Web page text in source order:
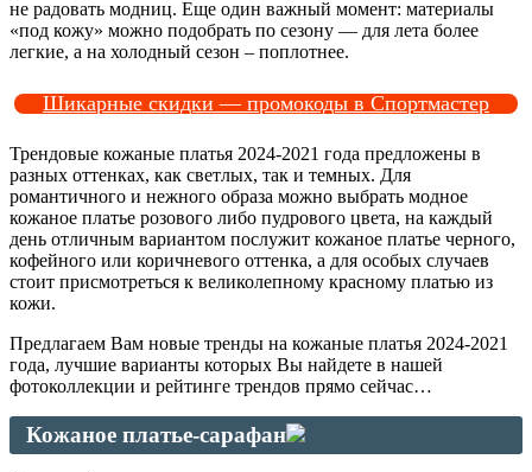
не радовать модниц. Еще один важный момент: материалы
«под кожу» можно подобрать по сезону — для лета более
легкие, а на холодный сезон – поплотнее.
Шикарные скидки — промокоды в Спортмастер
Трендовые кожаные платья 2024-2021 года предложены в
разных оттенках, как светлых, так и темных. Для
романтичного и нежного образа можно выбрать модное
кожаное платье розового либо пудрового цвета, на каждый
день отличным вариантом послужит кожаное платье черного,
кофейного или коричневого оттенка, а для особых случаев
стоит присмотреться к великолепному красному платью из
кожи.
Предлагаем Вам новые тренды на кожаные платья 2024-2021
года, лучшие варианты которых Вы найдете в нашей
фотоколлекции и рейтинге трендов прямо сейчас…
Кожаное платье-сарафан